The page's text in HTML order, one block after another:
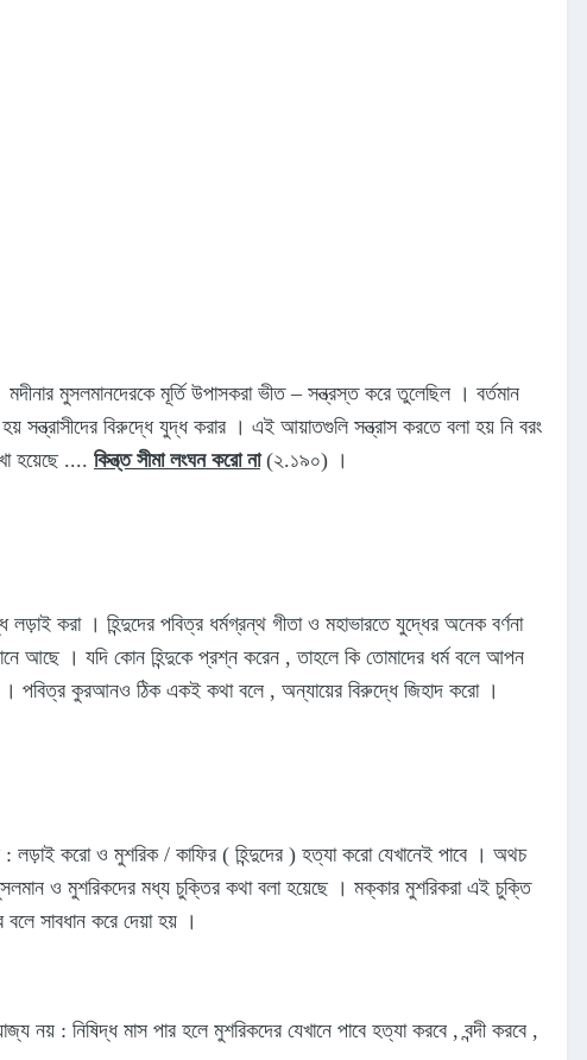
মুসলমানদেরকে মূর্তি উপাসকরা ভীত – সন্ত্রস্ত করে তুলেছিল । বর্তমান
সন্ত্রাসীদের বিরুদ্ধে যুদ্ধ করার । এই আয়াতগুলি সন্ত্রাস করতে বলা হয় নি বরং
হয়েছে .... কিন্ত্ত সীমা লংঘন করো না(‌২.‌১৯০) ।
করা । হিন্দুদের পবিত্র ধর্মগ্রন্থ গীতা ও মহাভারতে যুদ্ধের অনেক বর্ণনা
আছে । যদি কোন হিন্দুকে প্রশ্ন করেন , তাহলে কি তোমাদের ধর্ম বলে আপন
। পবিত্র কুরআনও ঠিক একই কথা বলে , অন্যায়ের বিরুদ্ধে জিহাদ করো ।
লড়াই করো ও মুশরিক / কাফির ( হিন্দুদের ) হত্যা করো যেখানেই পাবে । অথচ
ও মুশরিকদের মধ্য চুক্তির কথা বলা হয়েছে । মক্কার মুশরিকরা এই চুক্তি
সাবধান করে দেয়া হয় ।
নয় : নিষিদ্ধ মাস পার হলে মুশরিকদের যেখানে পাবে হত্যা করবে , বন্দী করবে ,